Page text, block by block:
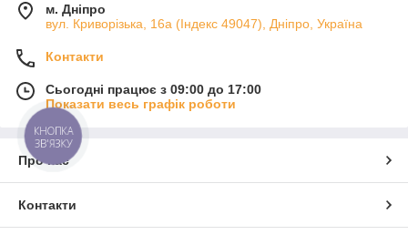
м. Дніпро
вул. Криворізька, 16а (Індекс 49047), Дніпро, Україна
Контакти
Сьогодні працює з 09:00 до 17:00
Показати весь графік роботи
Про нас
Контакти
КНОПКА
ЗВ'ЯЗКУ